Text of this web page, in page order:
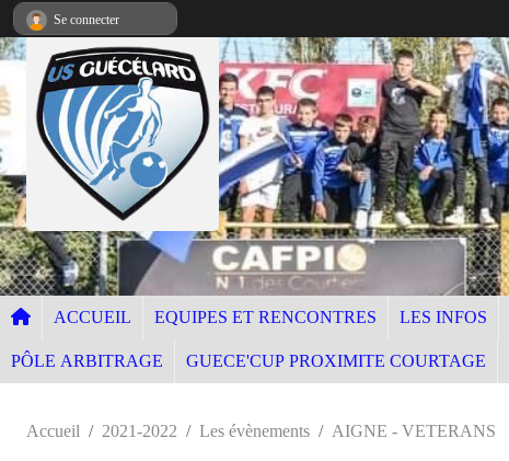
ACCUEIL EQUIPES ET RENCONTRES LES INFOS
PÔLE ARBITRAGE GUECE'CUP PROXIMITE COURTAGE
Accueil 2021-2022 Les évènements AIGNE - VETERANS
Se connecter
Panneau de gestion des cookies